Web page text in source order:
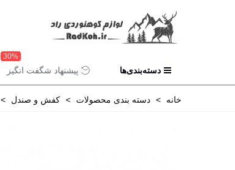
دسته‌بندی‌ها پیشنهاد شگفت انگیز
30%
خانه > دسته بندی محصولات > کفش و صندل >